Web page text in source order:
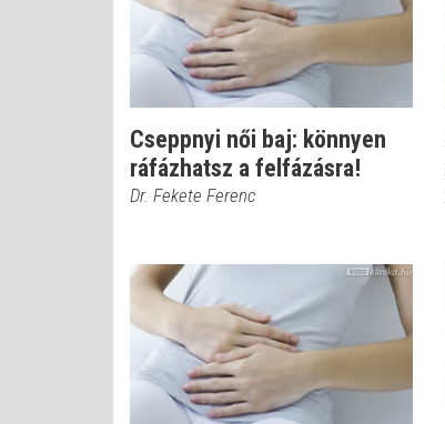
Cseppnyi női baj: könnyen
ráfázhatsz a felfázásra!
Dr. Fekete Ferenc